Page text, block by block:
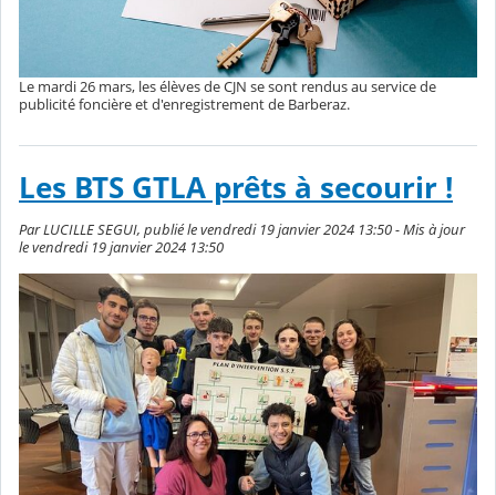
Le mardi 26 mars, les élèves de CJN se sont rendus au service de
publicité foncière et d'enregistrement de Barberaz.
Les BTS GTLA prêts à secourir !
Par LUCILLE SEGUI, publié le vendredi 19 janvier 2024 13:50 - Mis à jour
le vendredi 19 janvier 2024 13:50